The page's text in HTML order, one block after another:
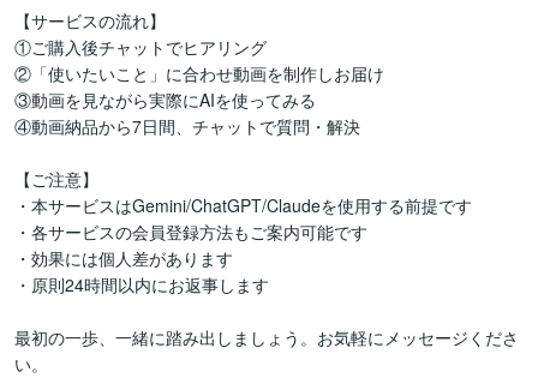
【サービスの流れ】
①ご購入後チャットでヒアリング
②「使いたいこと」に合わせ動画を制作しお届け
③動画を見ながら実際にAIを使ってみる
④動画納品から7日間、チャットで質問・解決
【ご注意】
・本サービスはGemini/ChatGPT/Claudeを使用する前提です
・各サービスの会員登録方法もご案内可能です
・効果には個人差があります
・原則24時間以内にお返事します
最初の一歩、一緒に踏み出しましょう。お気軽にメッセージくださ
い。